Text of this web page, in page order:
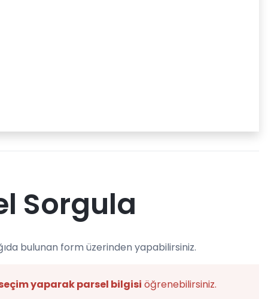
Sorgula
bulunan form üzerinden yapabilirsiniz.
yaparak parsel bilgisi öğrenebilirsiniz.